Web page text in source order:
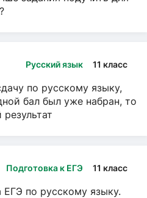
Русский язык 11 класс
по русскому языку,
бал был уже набран, то
Подготовка к ЕГЭ 11 класс
ЕГЭ по русскому языку.